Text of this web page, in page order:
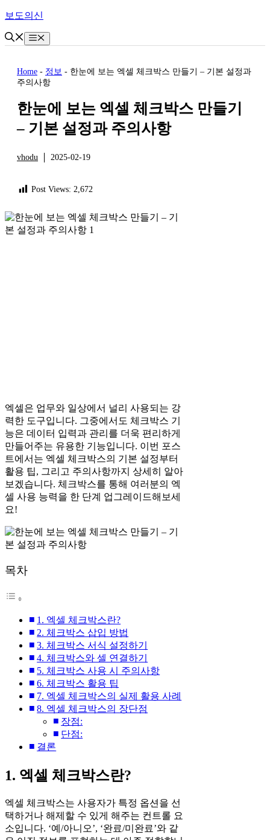
Skip
content
보도의신
Menu
Home - 정보 - 한눈에 보는 엑셀 체크박스 만들기 – 기본 설정과
주의사항
한눈에 보는 엑셀 체크박스 만들기
– 기본 설정과 주의사항
vhodu 2025-02-19
Post Views: 2,672
엑셀은 업무와 일상에서 널리 사용되는 강
력한 도구입니다. 그중에서도 체크박스 기
능은 데이터 입력과 관리를 더욱 편리하게
만들어주는 유용한 기능입니다. 이번 포스
트에서는 엑셀 체크박스의 기본 설정부터
활용 팁, 그리고 주의사항까지 상세히 알아
보겠습니다. 체크박스를 통해 여러분의 엑
셀 사용 능력을 한 단계 업그레이드해보세
요!
목차
1. 엑셀 체크박스란?
2. 체크박스 삽입 방법
3. 체크박스 서식 설정하기
4. 체크박스와 셀 연결하기
5. 체크박스 사용 시 주의사항
6. 체크박스 활용 팁
7. 엑셀 체크박스의 실제 활용 사례
8. 엑셀 체크박스의 장단점
장점:
단점:
결론
1. 엑셀 체크박스란?
엑셀 체크박스는 사용자가 특정 옵션을 선
택하거나 해제할 수 있게 해주는 컨트롤 요
소입니다. ‘예/아니오’, ‘완료/미완료’와 같